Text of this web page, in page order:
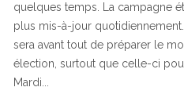
quelques temps. La campagne
plus mis-à-jour
sera avant tout de préparer le
élection, surtout que celle-ci
Mardi...